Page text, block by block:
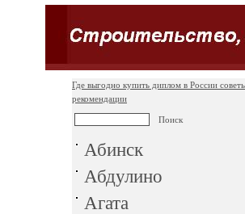
Где выгодно купить диплом в России
рекомендации
Абинск
Абдулино
Агата